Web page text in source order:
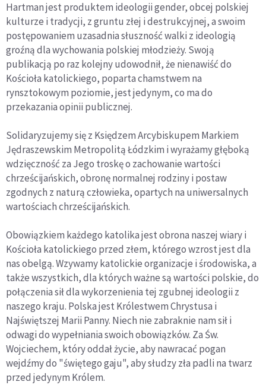
Hartman jest produktem ideologii gender, obcej polskiej
kulturze i tradycji, z gruntu złej i destrukcyjnej, a swoim
postępowaniem uzasadnia słuszność walki z ideologią
groźną dla wychowania polskiej młodzieży. Swoją
publikacją po raz kolejny udowodnił, że nienawiść do
Kościoła katolickiego, poparta chamstwem na
rynsztokowym poziomie, jest jedynym, co ma do
przekazania opinii publicznej.
Solidaryzujemy się z Księdzem Arcybiskupem Markiem
Jędraszewskim Metropolitą Łódzkim i wyrażamy głęboką
wdzięczność za Jego troskę o zachowanie wartości
chrześcijańskich, obronę normalnej rodziny i postaw
zgodnych z naturą człowieka, opartych na uniwersalnych
wartościach chrześcijańskich.
Obowiązkiem każdego katolika jest obrona naszej wiary i
Kościoła katolickiego przed złem, którego wzrost jest dla
nas obelgą. Wzywamy katolickie organizacje i środowiska, a
także wszystkich, dla których ważne są wartości polskie, do
połączenia sił dla wykorzenienia tej zgubnej ideologii z
naszego kraju. Polska jest Królestwem Chrystusa i
Najświętszej Marii Panny. Niech nie zabraknie nam sił i
odwagi do wypełniania swoich obowiązków. Za Św.
Wojciechem, który oddał życie, aby nawracać pogan
wejdźmy do "świętego gaju", aby słudzy zła padli na twarz
przed jedynym Królem.